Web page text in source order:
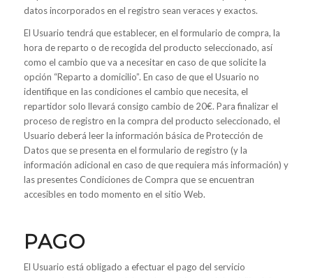
datos incorporados en el registro sean veraces y exactos.
El Usuario tendrá que establecer, en el formulario de compra, la
hora de reparto o de recogida del producto seleccionado, así
como el cambio que va a necesitar en caso de que solicite la
opción “Reparto a domicilio”. En caso de que el Usuario no
identifique en las condiciones el cambio que necesita, el
repartidor solo llevará consigo cambio de 20€. Para finalizar el
proceso de registro en la compra del producto seleccionado, el
Usuario deberá leer la información básica de Protección de
Datos que se presenta en el formulario de registro (y la
información adicional en caso de que requiera más información) y
las presentes Condiciones de Compra que se encuentran
accesibles en todo momento en el sitio Web.
PAGO
El Usuario está obligado a efectuar el pago del servicio